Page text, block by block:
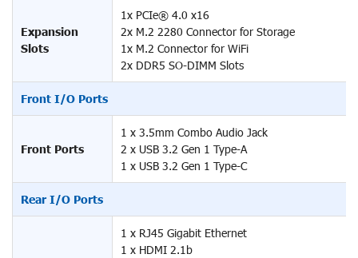
Expansion
Slots
1x PCIe® 4.0 x16
2x M.2 2280 Connector for Storage
1x M.2 Connector for WiFi
2x DDR5 SO-DIMM Slots
Front I/O Ports
Front Ports
1 x 3.5mm Combo Audio Jack
2 x USB 3.2 Gen 1 Type-A
1 x USB 3.2 Gen 1 Type-C
Rear I/O Ports
1 x RJ45 Gigabit Ethernet
1 x HDMI 2.1b